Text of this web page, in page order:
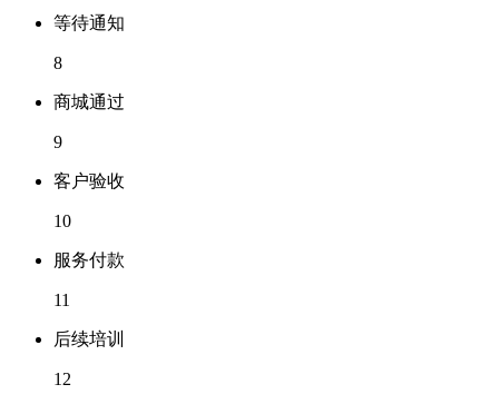
等待通知
8
商城通过
9
客户验收
10
服务付款
11
后续培训
12